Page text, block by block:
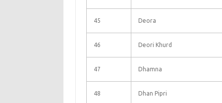
45 Deora
46 Deori Khurd
47 Dhamna
48 Dhan Pipri